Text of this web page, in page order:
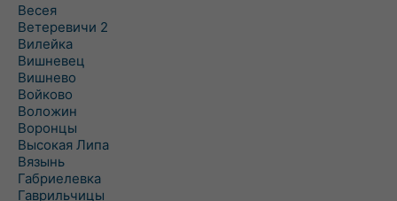
Весея
Ветеревичи 2
Вилейка
Вишневец
Вишнево
Войково
Воложин
Воронцы
Высокая Липа
Вязынь
Габриелевка
Гаврильчицы